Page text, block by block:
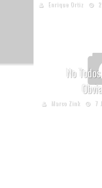
Enrique Ortiz
No
Marco Zink 7